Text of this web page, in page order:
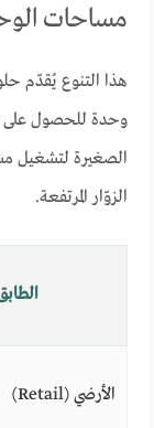
مساحات
هذا التنوع يُقدّم
وحدة للحصول على
الصغيرة لتشغيل
الزوّار المرتفعة.
الأرضي (Retail)